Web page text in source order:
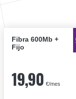
Fibra 600Mb +
Fijo
19,90 €/mes